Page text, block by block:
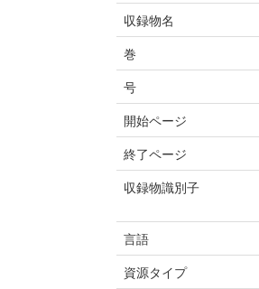
収録物名
巻
号
開始ページ
終了ページ
収録物識別子
言語
資源タイプ